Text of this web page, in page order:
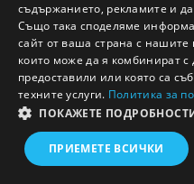
Английско -
Условия
съдържанието, рекламите и
Също така споделяме
сайт от ваша страна с
които може да я комбинират
предоставили или която са
техните услуги. Политика за
ПОКАЖЕТЕ
ПРИЕМЕТЕ ВСИЧКИ